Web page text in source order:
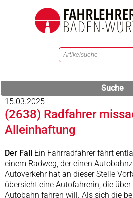
Suche
15.03.2025
(2638) Radfahrer
Alleinhaftung
Der Fall Ein Fahrradfahrer fährt
einem Radweg, der einen
Autoverkehr hat an dieser Stelle
übersieht eine Autofahrerin, die
Autobahn fahren will. Als sich die